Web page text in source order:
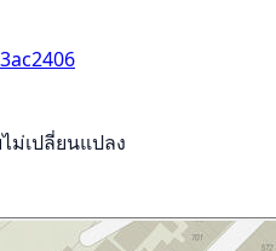
ม่เปลี่ยนแปลง